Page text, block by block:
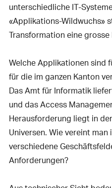
unterschiedliche IT-
«Applikations-Wildwuchs»
Transformation eine
Welche Applikationen sind
für die im ganzen Kanton
Das Amt für Informatik
und das Access
Herausforderung liegt in
Universen. Wie vereint
verschiedene
Anforderungen?